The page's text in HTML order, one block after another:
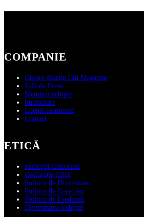
COMPANIE
Despre Martin Cid Magazine
Sală de Presă
Membrii echipei
Publicitate
Locuri de muncă
Contact
ETICĂ
Principii Editoriale
Declarație Etică
Politica de Diversitate
Politica de Corectări
Politica de Feedback
Diversitatea Echipei